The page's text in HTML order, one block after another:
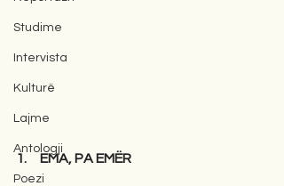
Studime
Intervista
Kulturë
Lajme
Antologji
Poezi
1.     EMA, PA EMËR